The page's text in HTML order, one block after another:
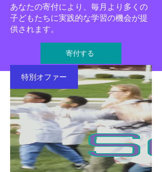
あなたの寄付により、毎月より多くの
子どもたちに実践的な学習の機会が提
供されます。
寄付する
特別オファー